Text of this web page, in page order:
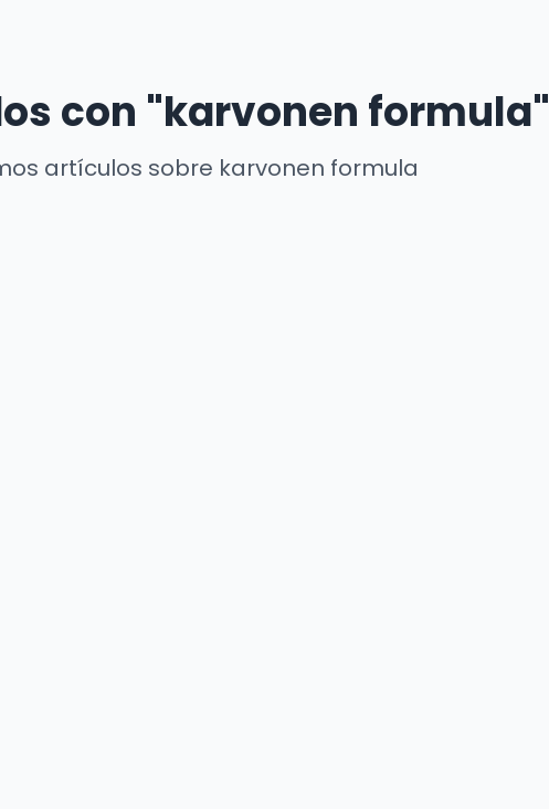
con "karvonen formula"
artículos sobre karvonen formula